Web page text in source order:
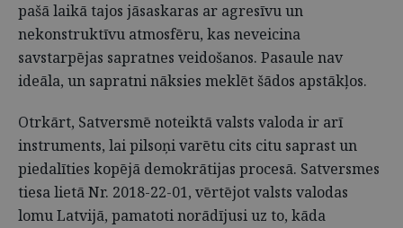
pašā laikā tajos jāsaskaras ar agresīvu un
nekonstruktīvu atmosfēru, kas neveicina
savstarpējas sapratnes veidošanos. Pasaule nav
ideāla, un sapratni nāksies meklēt šādos apstākļos.
Otrkārt, Satversmē noteiktā valsts valoda ir arī
instruments, lai pilsoņi varētu cits citu saprast un
piedalīties kopējā demokrātijas procesā. Satversmes
tiesa lietā Nr. 2018-22-01, vērtējot valsts valodas
lomu Latvijā, pamatoti norādījusi uz to, kāda